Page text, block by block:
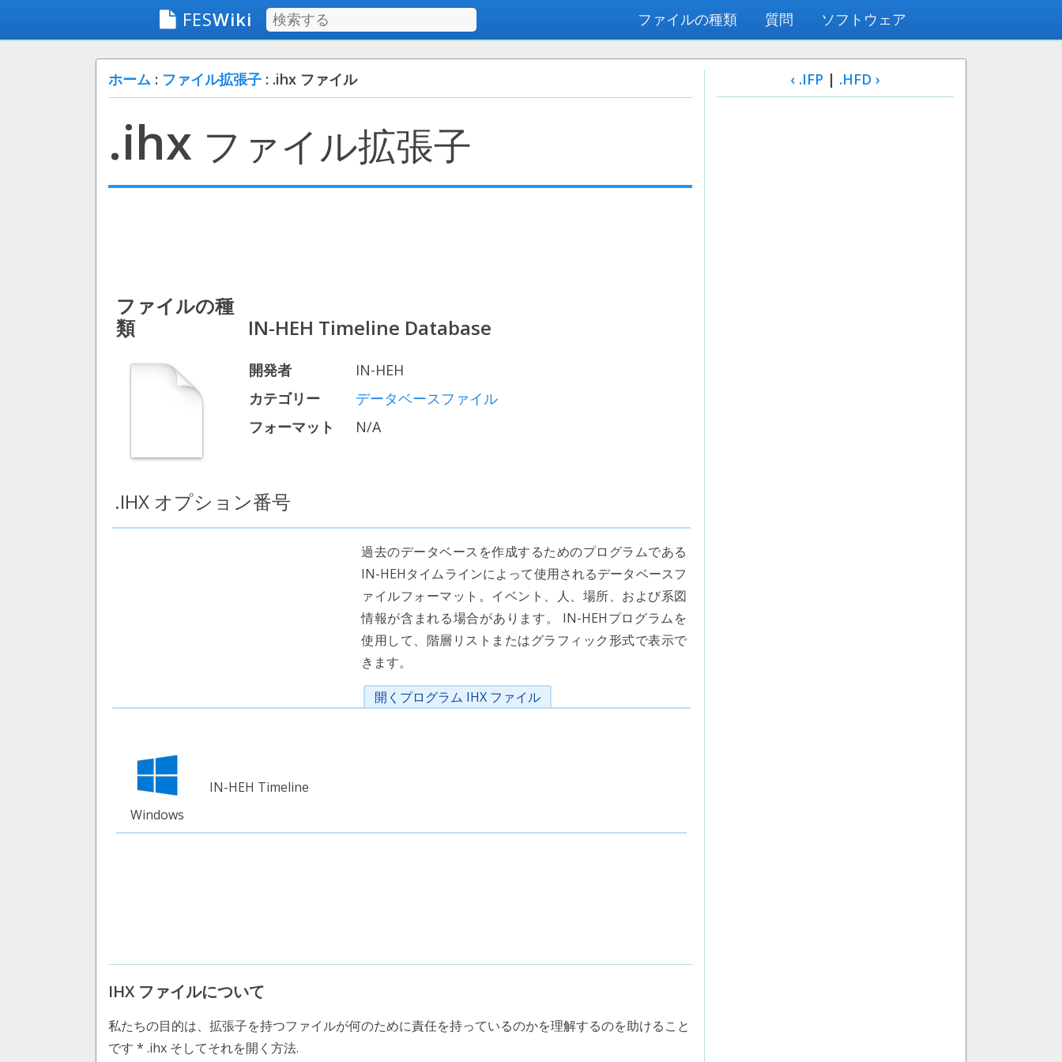
FESWiki ファイルの種類 質問 ソフトウェア
ホーム : ファイル拡張子 : .ihx ファイル
.ihx ファイル拡張子
ファイルの種
類
IN-HEH Timeline Database
開発者
IN-HEH
カテゴリー
データベースファイル
フォーマット
N/A
.IHX オプション番号
過去のデータベースを作成するためのプログラムである
IN-HEHタイムラインによって使用されるデータベースフ
ァイルフォーマット。イベント、人、場所、および系図
情報が含まれる場合があります。 IN-HEHプログラムを
使用して、階層リストまたはグラフィック形式で表示で
きます。
開くプログラム IHX ファイル
Windows
IN-HEH Timeline
IHX ファイルについて
私たちの目的は、拡張子を持つファイルが何のために責任を持っているのかを理解するのを助けること
です * .ihx そしてそれを開く方法.
‹ .IFP | .HFD ›